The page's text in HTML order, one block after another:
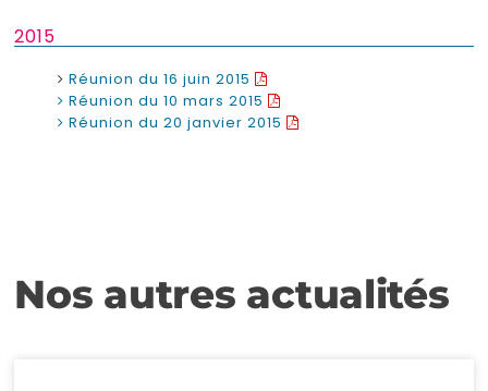
2015
Réunion du 16 juin 2015
Réunion du 10 mars 2015
Réunion du 20 janvier 2015
Nos autres actualités